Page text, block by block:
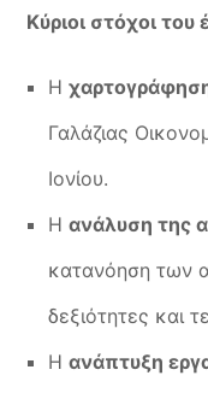
Κύριοι στόχοι του
Η
Γαλάζιας
Ιονίου.
Η ανάλυση της
κατανόηση των
δεξιότητες και
Η ανάπτυξη